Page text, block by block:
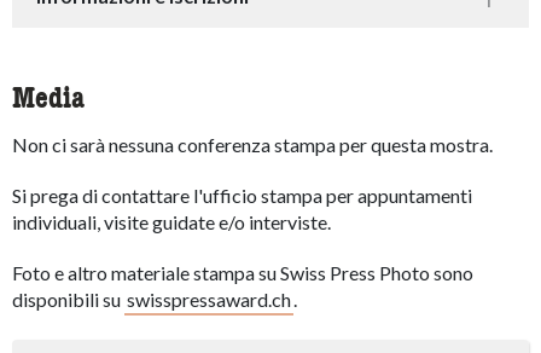
Media
Non ci sarà nessuna conferenza stampa per questa mostra.
Si prega di contattare l'ufficio stampa per appuntamenti
individuali, visite guidate e/o interviste.
Foto e altro materiale stampa su Swiss Press Photo sono
disponibili su swisspressaward.ch.